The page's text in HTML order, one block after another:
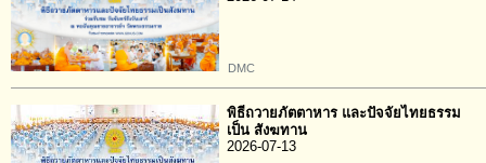
DMC
พิธีถวายภัตตาหาร และปัจจัยไทยธรรม
เป็น สังฆทาน
2026-07-13